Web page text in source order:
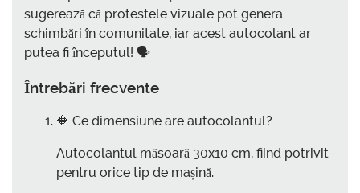
sugerează că protestele vizuale pot genera
schimbări în comunitate, iar acest autocolant ar
putea fi începutul! 🗣️
Întrebări frecvente
🔶 Ce dimensiune are autocolantul?
Autocolantul măsoară 30x10 cm, fiind potrivit
pentru orice tip de mașină.